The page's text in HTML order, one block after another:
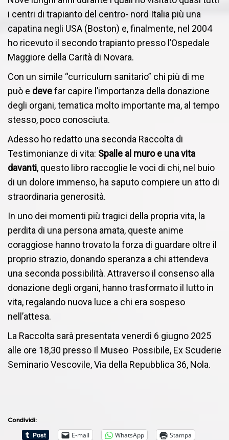
i centri di trapianto del centro- nord Italia più una
capatina negli USA (Boston) e, finalmente, nel 2004
ho ricevuto il secondo trapianto presso l’Ospedale
Maggiore della Carità di Novara.
Con un simile “curriculum sanitario” chi più di me
può e devefar capire l’importanza della donazione
degli organi, tematica molto importante ma, al tempo
stesso, poco conosciuta.
Adesso ho redatto una seconda Raccolta di
Testimonianze di vita: Spalle al muro e una vita
davanti, questo libro raccoglie le voci di chi, nel buio
di un dolore immenso, ha saputo compiere un atto di
straordinaria generosità.
In uno dei momenti più tragici della propria vita, la
perdita di una persona amata, queste anime
coraggiose hanno trovato la forza di guardare oltre il
proprio strazio, donando speranza a chi attendeva
una seconda possibilità. Attraverso il consenso alla
donazione degli organi, hanno trasformato il lutto in
vita, regalando nuova luce a chi era sospeso
nell’attesa.
La Raccolta sarà presentata venerdì 6 giugno 2025
alle ore 18,30 presso Il Museo Possibile, Ex Scuderie
Seminario Vescovile, Via della Repubblica 36, Nola.
Condividi:
E-mail
WhatsApp Stampa